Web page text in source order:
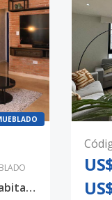
Alquiler amueblado de 2 habitaciones en Bella Vista